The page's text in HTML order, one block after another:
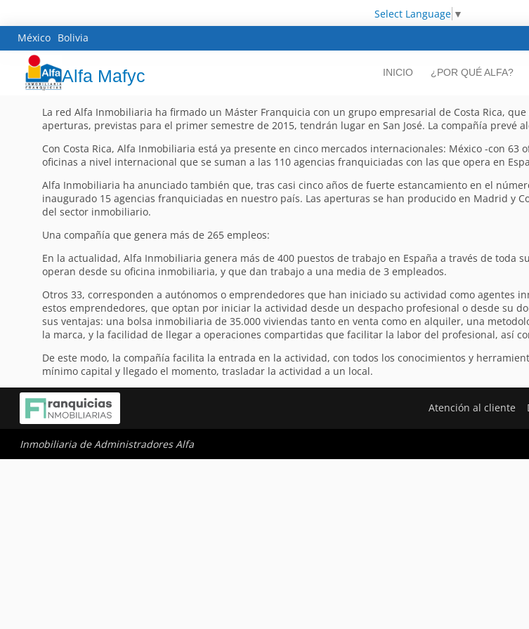
Select Language ▼
México Bolivia
Alfa Mafyc INICIO ¿POR QUÉ ALFA?
La red Alfa Inmobiliaria ha firmado un Máster Franquicia con un grupo empresarial de Costa Rica,
aperturas, previstas para el primer semestre de 2015, tendrán lugar en San José. La compañía prevé
Con Costa Rica, Alfa Inmobiliaria está ya presente en cinco mercados internacionales: México -con 63
oficinas a nivel internacional que se suman a las 110 agencias franquiciadas con las que opera en
Alfa Inmobiliaria ha anunciado también que, tras casi cinco años de fuerte estancamiento en el
inaugurado 15 agencias franquiciadas en nuestro país. Las aperturas se han producido en Madrid y
del sector inmobiliario.
Una compañía que genera más de 265 empleos:
En la actualidad, Alfa Inmobiliaria genera más de 400 puestos de trabajo en España a través de toda
operan desde su oficina inmobiliaria, y que dan trabajo a una media de 3 empleados.
Otros 33, corresponden a autónomos o emprendedores que han iniciado su actividad como agentes
estos emprendedores, que optan por iniciar la actividad desde un despacho profesional o desde su
sus ventajas: una bolsa inmobiliaria de 35.000 viviendas tanto en venta como en alquiler, una
la marca, y la facilidad de llegar a operaciones compartidas que facilitar la labor del profesional, así
De este modo, la compañía facilita la entrada en la actividad, con todos los conocimientos y
mínimo capital y llegado el momento, trasladar la actividad a un local.
Atención al cliente
Inmobiliaria de Administradores Alfa